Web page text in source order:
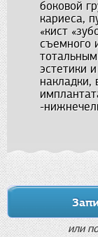
боковой
кариеса,
«кист
съемного
эстетики
накладки,
-
или